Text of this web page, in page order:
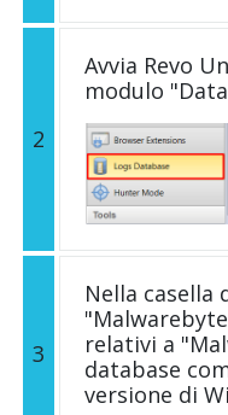
2
Avvia Revo
modulo
3
Nella casella
relativi a
database
versione di